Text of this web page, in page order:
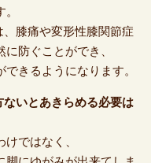
膝痛や変形性膝関節症
防ぐことができ、
きるようになります。
いとあきらめる必要は
ではなく、